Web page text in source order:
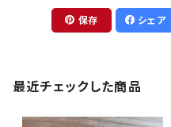
保存 シェア
最近チェックした商品